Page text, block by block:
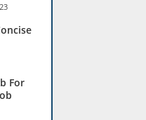
For